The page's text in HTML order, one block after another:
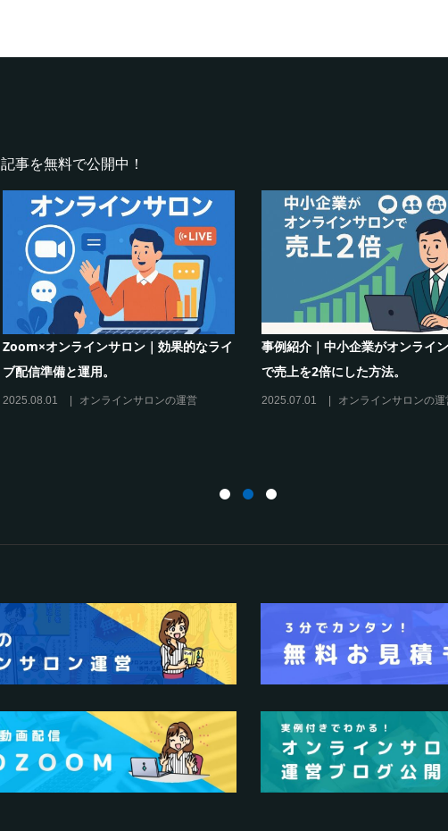
記事を無料で公開中！
Zoom×オンラインサロン｜効果的なライ
ブ配信準備と運用。
2025.08.01 オンラインサロンの運営
事例紹介｜中小企業がオンライ
で売上を2倍にした方法。
2025.07.01 オンラインサロンの運